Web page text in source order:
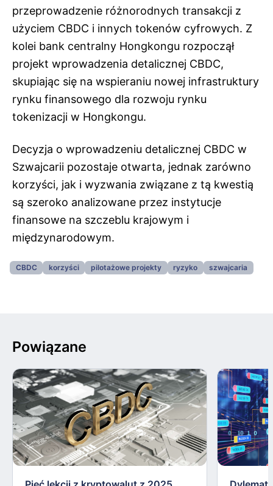
przeprowadzenie różnorodnych transakcji z
użyciem CBDC i innych tokenów cyfrowych. Z
kolei bank centralny Hongkongu rozpoczął
projekt wprowadzenia detalicznej CBDC,
skupiając się na wspieraniu nowej infrastruktury
rynku finansowego dla rozwoju rynku
tokenizacji w Hongkongu.
Decyzja o wprowadzeniu detalicznej CBDC w
Szwajcarii pozostaje otwarta, jednak zarówno
korzyści, jak i wyzwania związane z tą kwestią
są szeroko analizowane przez instytucje
finansowe na szczeblu krajowym i
międzynarodowym.
CBDC korzyści pilotażowe projekty ryzyko szwajcaria
Powiązane